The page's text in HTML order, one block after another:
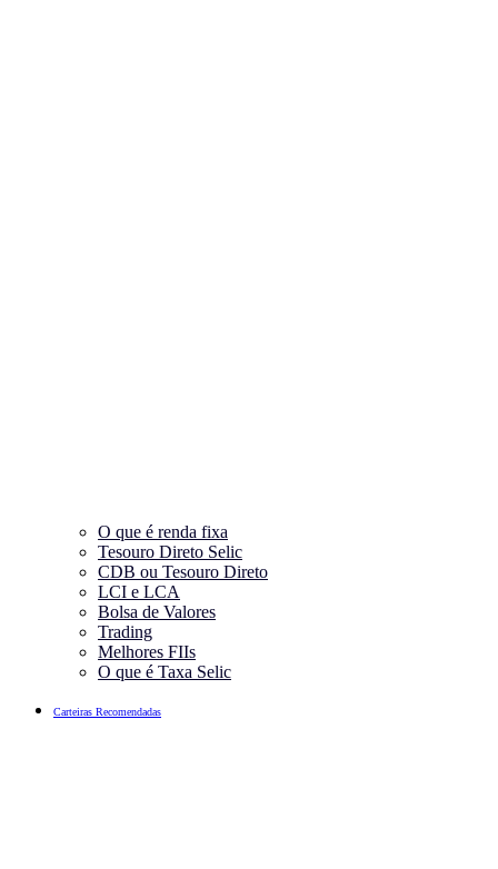
O que é renda fixa
Tesouro Direto Selic
CDB ou Tesouro Direto
LCI e LCA
Bolsa de Valores
Trading
Melhores FIIs
O que é Taxa Selic
Carteiras Recomendadas